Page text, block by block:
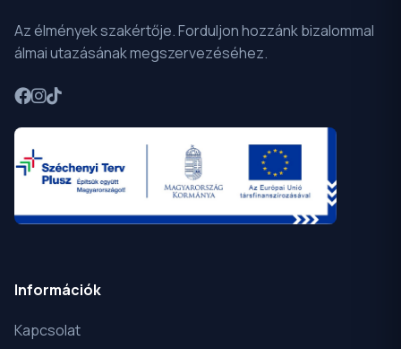
Az élmények szakértője. Forduljon hozzánk bizalommal
álmai utazásának megszervezéséhez.
Információk
Kapcsolat